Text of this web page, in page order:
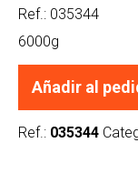
Ref.: 035344
6000g
Añadir al
Ref.: 035344